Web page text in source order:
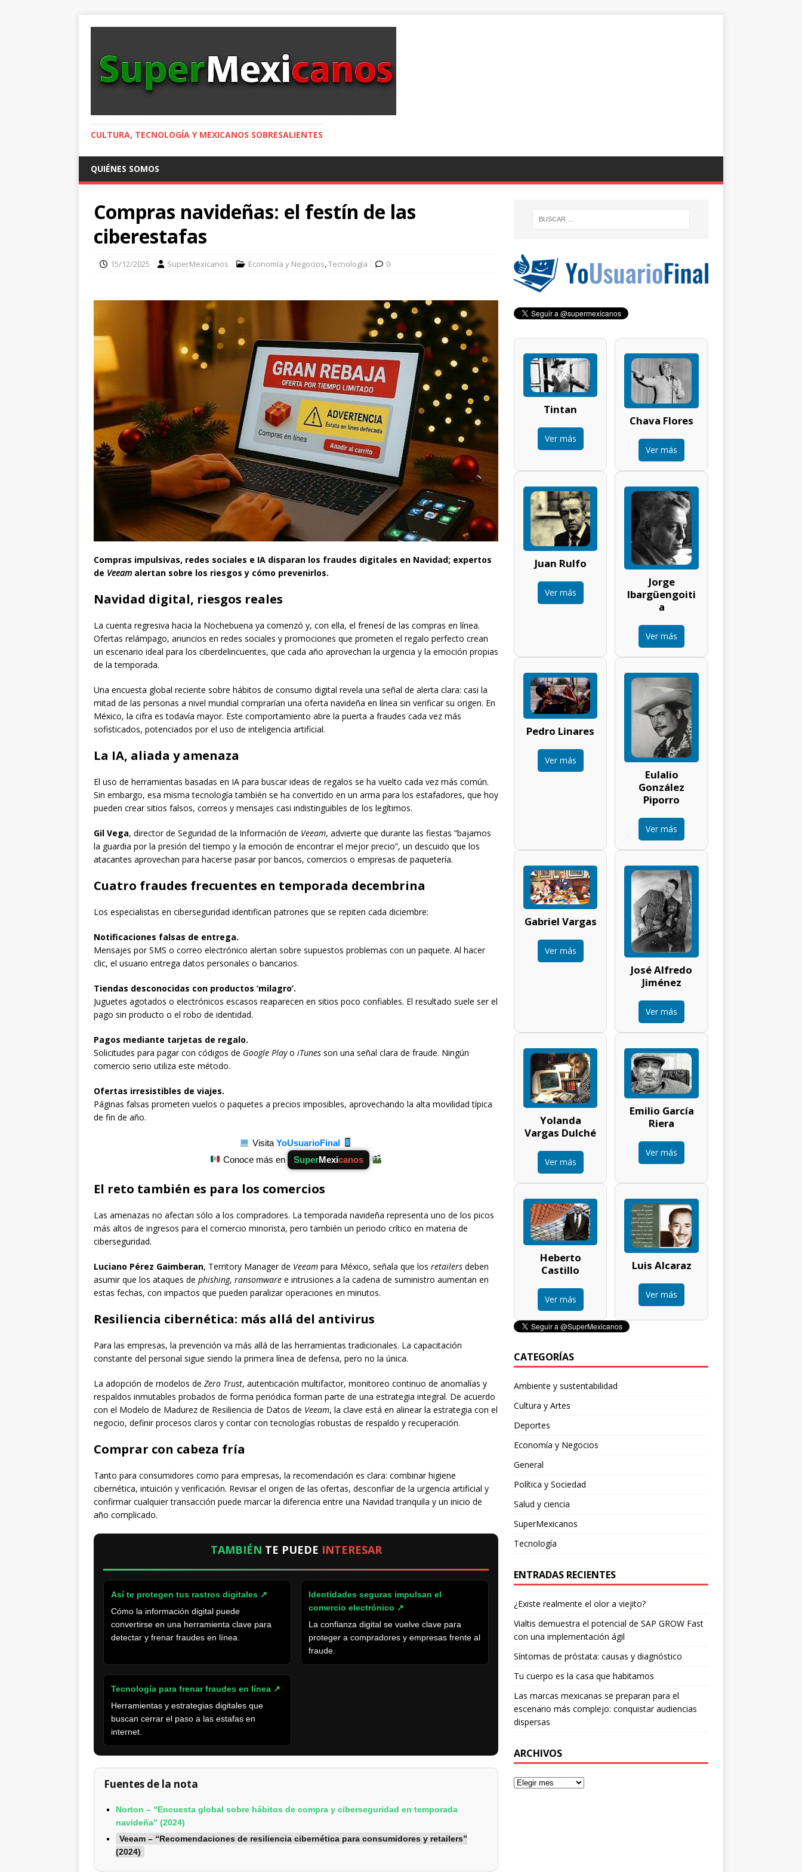
CULTURA, TECNOLOGÍA Y MEXICANOS SOBRESALIENTES
QUIÉNES SOMOS
Compras navideñas: el festín de las
ciberestafas
15/12/2025 SuperMexicanos Economía y Negocios,Tecnología 0
Compras impulsivas, redes sociales e IA disparan los fraudes digitales en Navidad; expertos
de Veeam alertan sobre los riesgos y cómo prevenirlos.
Navidad digital, riesgos reales
La cuenta regresiva hacia la Nochebuena ya comenzó y, con ella, el frenesí de las compras en línea.
Ofertas relámpago, anuncios en redes sociales y promociones que prometen el regalo perfecto crean
un escenario ideal para los ciberdelincuentes, que cada año aprovechan la urgencia y la emoción propias
de la temporada.
Una encuesta global reciente sobre hábitos de consumo digital revela una señal de alerta clara: casi la
mitad de las personas a nivel mundial comprarían una oferta navideña en línea sin verificar su origen. En
México, la cifra es todavía mayor. Este comportamiento abre la puerta a fraudes cada vez más
sofisticados, potenciados por el uso de inteligencia artificial.
La IA, aliada y amenaza
El uso de herramientas basadas en IA para buscar ideas de regalos se ha vuelto cada vez más común.
Sin embargo, esa misma tecnología también se ha convertido en un arma para los estafadores, que hoy
pueden crear sitios falsos, correos y mensajes casi indistinguibles de los legítimos.
Gil Vega, director de Seguridad de la Información de Veeam, advierte que durante las fiestas “bajamos
la guardia por la presión del tiempo y la emoción de encontrar el mejor precio”, un descuido que los
atacantes aprovechan para hacerse pasar por bancos, comercios o empresas de paquetería.
Cuatro fraudes frecuentes en temporada decembrina
Los especialistas en ciberseguridad identifican patrones que se repiten cada diciembre:
Notificaciones falsas de entrega.
Mensajes por SMS o correo electrónico alertan sobre supuestos problemas con un paquete. Al hacer
clic, el usuario entrega datos personales o bancarios.
Tiendas desconocidas con productos ‘milagro’.
Juguetes agotados o electrónicos escasos reaparecen en sitios poco confiables. El resultado suele ser el
pago sin producto o el robo de identidad.
Pagos mediante tarjetas de regalo.
Solicitudes para pagar con códigos de Google Playo iTunes son una señal clara de fraude. Ningún
comercio serio utiliza este método.
Ofertas irresistibles de viajes.
Páginas falsas prometen vuelos o paquetes a precios imposibles, aprovechando la alta movilidad típica
de fin de año.
Visita YoUsuarioFinal
Conoce más en
SuperMexicanos
El reto también es para los comercios
Las amenazas no afectan sólo a los compradores. La temporada navideña representa uno de los picos
más altos de ingresos para el comercio minorista, pero también un periodo crítico en materia de
ciberseguridad.
Luciano Pérez Gaimberan, Territory Manager de Veeam para México, señala que los retailers deben
asumir que los ataques de phishing, ransomware e intrusiones a la cadena de suministro aumentan en
estas fechas, con impactos que pueden paralizar operaciones en minutos.
Resiliencia cibernética: más allá del antivirus
Para las empresas, la prevención va más allá de las herramientas tradicionales. La capacitación
constante del personal sigue siendo la primera línea de defensa, pero no la única.
La adopción de modelos de Zero Trust, autenticación multifactor, monitoreo continuo de anomalías y
respaldos inmutables probados de forma periódica forman parte de una estrategia integral. De acuerdo
con el Modelo de Madurez de Resiliencia de Datos de Veeam, la clave está en alinear la estrategia con el
negocio, definir procesos claros y contar con tecnologías robustas de respaldo y recuperación.
Comprar con cabeza fría
Tanto para consumidores como para empresas, la recomendación es clara: combinar higiene
cibernética, intuición y verificación. Revisar el origen de las ofertas, desconfiar de la urgencia artificial y
confirmar cualquier transacción puede marcar la diferencia entre una Navidad tranquila y un inicio de
año complicado.
TAMBIÉN TE PUEDE INTERESAR
Así te protegen tus rastros digitales ↗
Cómo la información digital puede
convertirse en una herramienta clave para
detectar y frenar fraudes en línea.
Identidades seguras impulsan el
comercio electrónico ↗
La confianza digital se vuelve clave para
proteger a compradores y empresas frente al
fraude.
Tecnología para frenar fraudes en línea ↗
Herramientas y estrategias digitales que
buscan cerrar el paso a las estafas en
internet.
Fuentes de la nota
Norton – “Encuesta global sobre hábitos de compra y ciberseguridad en temporada
navideña” (2024)
Veeam – “Recomendaciones de resiliencia cibernética para consumidores y retailers”
(2024)
Tintan
Ver más
Chava Flores
Ver más
Juan Rulfo
Ver más
Jorge
Ibargüengoiti
a
Ver más
Pedro Linares
Ver más
Eulalio
González
Piporro
Ver más
Gabriel Vargas
Ver más
José Alfredo
Jiménez
Ver más
Yolanda
Vargas Dulché
Ver más
Emilio García
Riera
Ver más
Heberto
Castillo
Ver más
Luis Alcaraz
Ver más
CATEGORÍAS
Ambiente y sustentabilidad
Cultura y Artes
Deportes
Economía y Negocios
General
Política y Sociedad
Salud y ciencia
SuperMexicanos
Tecnología
ENTRADAS RECIENTES
¿Existe realmente el olor a viejito?
Vialtis demuestra el potencial de SAP GROW Fast
con una implementación ágil
Síntomas de próstata: causas y diagnóstico
Tu cuerpo es la casa que habitamos
Las marcas mexicanas se preparan para el
escenario más complejo: conquistar audiencias
dispersas
ARCHIVOS